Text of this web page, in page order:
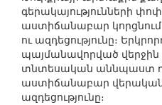
գերակայությունների
աստիճանաբար կորցնում
ու ազդեցությունը։
պայմանավորված վերջին
տնտեսական աննպաստ
աստիճանաբար
ազդեցությունը։